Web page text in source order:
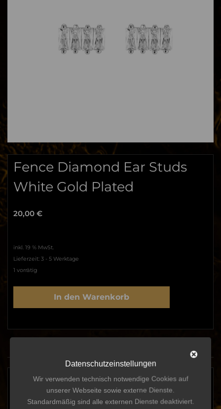
Fence Diamond Ear Studs
White Gold Plated
20,00 €
inkl. 19 % MwSt.
Lieferzeit: 3 - 5 Werktage
1 vorrätig
Ear
White
Gold
In den Warenkorb
Beschreibung
Verleihen Sie Ihrem Look das gewisse Extra.
Datenschutzeinstellungen
Wir verwenden technisch notwendige Cookies auf
unserer Webseite sowie externe Dienste.
Standardmäßig sind alle externen Dienste deaktiviert.